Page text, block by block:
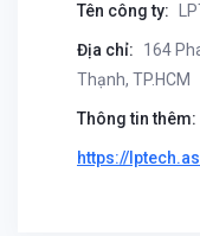
Tên công ty:
Địa chỉ:
164
Thạnh, TP.HCM
Thông tin thêm:
https://